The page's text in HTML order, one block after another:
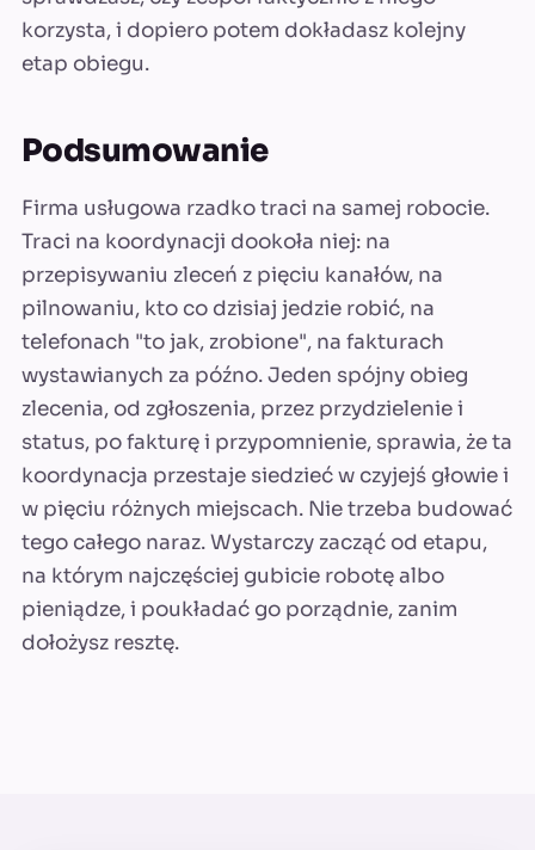
korzysta, i dopiero potem dokładasz kolejny
etap obiegu.
Podsumowanie
Firma usługowa rzadko traci na samej robocie.
Traci na koordynacji dookoła niej: na
przepisywaniu zleceń z pięciu kanałów, na
pilnowaniu, kto co dzisiaj jedzie robić, na
telefonach "to jak, zrobione", na fakturach
wystawianych za późno. Jeden spójny obieg
zlecenia, od zgłoszenia, przez przydzielenie i
status, po fakturę i przypomnienie, sprawia, że ta
koordynacja przestaje siedzieć w czyjejś głowie i
w pięciu różnych miejscach. Nie trzeba budować
tego całego naraz. Wystarczy zacząć od etapu,
na którym najczęściej gubicie robotę albo
pieniądze, i poukładać go porządnie, zanim
dołożysz resztę.